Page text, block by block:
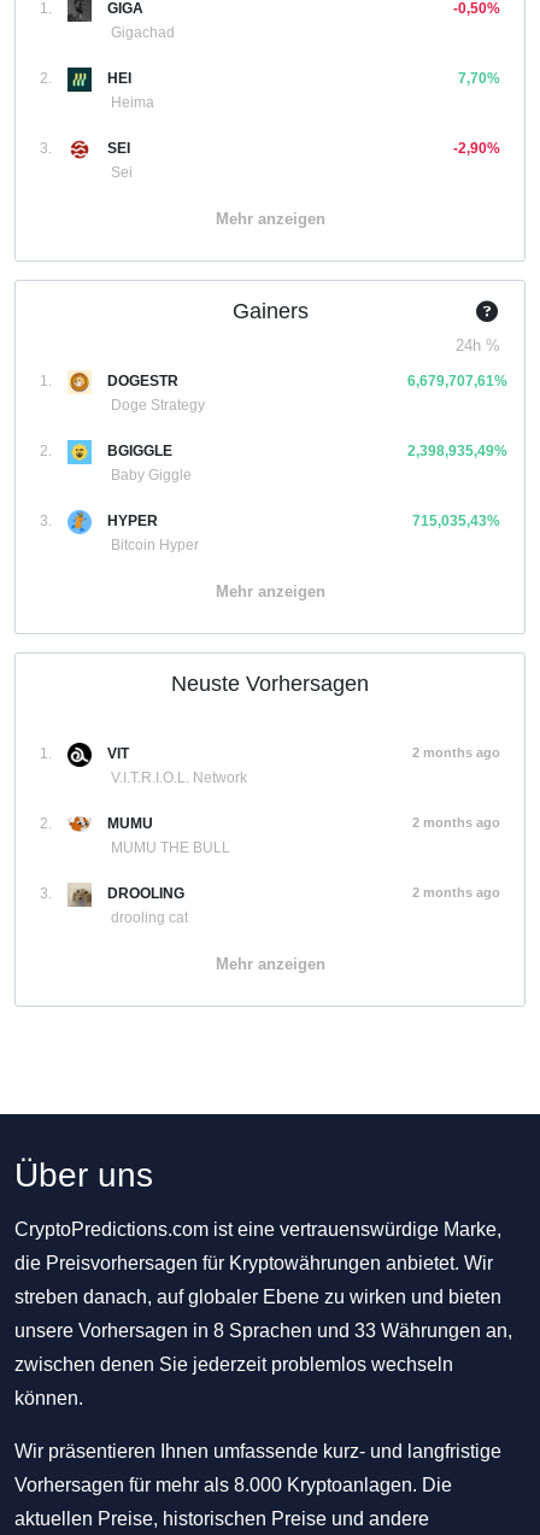
1.
GIGA
Gigachad
-0,50%
2.
HEI
Heima
7,70%
3.
SEI
Sei
-2,90%
Mehr anzeigen
Gainers
24h %
1.
DOGESTR
Doge Strategy
6,679,707,61%
2.
BGIGGLE
Baby Giggle
2,398,935,49%
3.
HYPER
Bitcoin Hyper
715,035,43%
Mehr anzeigen
Neuste Vorhersagen
1.
VIT
V.I.T.R.I.O.L. Network
2 months ago
2.
MUMU
MUMU THE BULL
2 months ago
3.
DROOLING
drooling cat
2 months ago
Mehr anzeigen
Über uns
CryptoPredictions.com ist eine vertrauenswürdige Marke,
die Preisvorhersagen für Kryptowährungen anbietet. Wir
streben danach, auf globaler Ebene zu wirken und bieten
unsere Vorhersagen in 8 Sprachen und 33 Währungen an,
zwischen denen Sie jederzeit problemlos wechseln
können.
Wir präsentieren Ihnen umfassende kurz- und langfristige
Vorhersagen für mehr als 8.000 Kryptoanlagen. Die
aktuellen Preise, historischen Preise und andere